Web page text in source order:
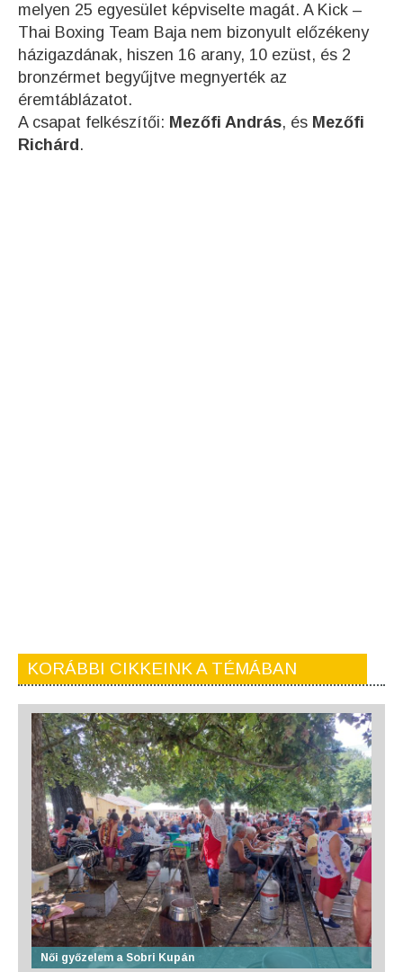
melyen 25 egyesület képviselte magát. A Kick –
Thai Boxing Team Baja nem bizonyult előzékeny
házigazdának, hiszen 16 arany, 10 ezüst, és 2
bronzérmet begyűjtve megnyerték az
éremtáblázatot.
A csapat felkészítői: Mezőfi András, és Mezőfi
Richárd .
KORÁBBI CIKKEINK A TÉMÁBAN
Női győzelem a Sobri Kupán